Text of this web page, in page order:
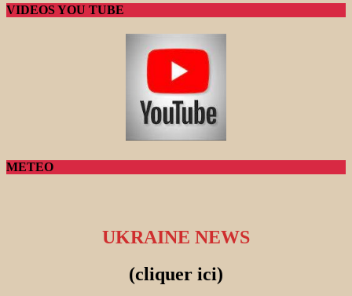
VIDEOS YOU TUBE
METEO
UKRAINE NEWS
(cliquer ici)